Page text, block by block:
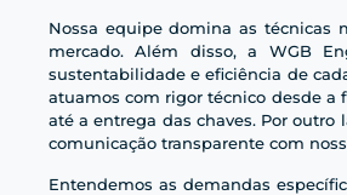
Nossa equipe domina as técnicas
mercado. Além disso, a WGB
sustentabilidade e eficiência de
atuamos com rigor técnico desde a
até a entrega das chaves. Por outro
comunicação transparente com
Entendemos as demandas